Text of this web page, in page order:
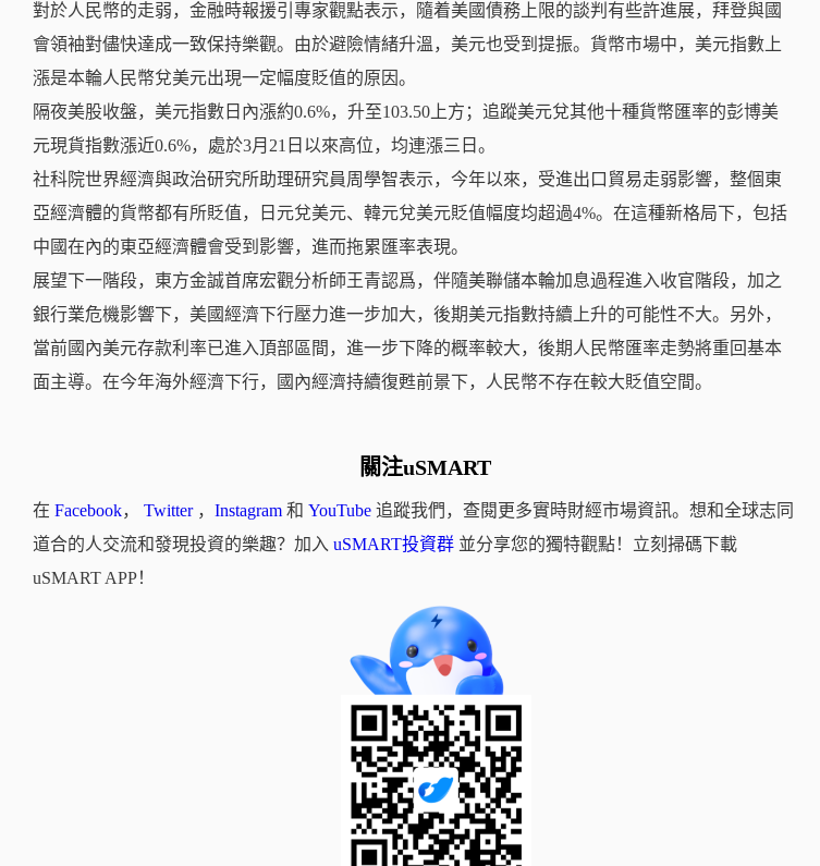
對於人民幣的走弱，金融時報援引專家觀點表示，隨着美國債務上限的談判有些許進展，拜登與國
會領袖對儘快達成一致保持樂觀。由於避險情緒升溫，美元也受到提振。貨幣市場中，美元指數上
漲是本輪人民幣兌美元出現一定幅度貶值的原因。
隔夜美股收盤，美元指數日內漲約0.6%，升至103.50上方；追蹤美元兌其他十種貨幣匯率的彭博美
元現貨指數漲近0.6%，處於3月21日以來高位，均連漲三日。
社科院世界經濟與政治研究所助理研究員周學智表示，今年以來，受進出口貿易走弱影響，整個東
亞經濟體的貨幣都有所貶值，日元兌美元、韓元兌美元貶值幅度均超過4%。在這種新格局下，包括
中國在內的東亞經濟體會受到影響，進而拖累匯率表現。
展望下一階段，東方金誠首席宏觀分析師王青認爲，伴隨美聯儲本輪加息過程進入收官階段，加之
銀行業危機影響下，美國經濟下行壓力進一步加大，後期美元指數持續上升的可能性不大。另外，
當前國內美元存款利率已進入頂部區間，進一步下降的概率較大，後期人民幣匯率走勢將重回基本
面主導。在今年海外經濟下行，國內經濟持續復甦前景下，人民幣不存在較大貶值空間。
關注uSMART
在 Facebook， Twitter， Instagram 和 YouTube 追蹤我們，查閱更多實時財經市場資訊。想和全球志同
道合的人交流和發現投資的樂趣？加入 uSMART投資群 並分享您的獨特觀點！立刻掃碼下載
uSMART APP！